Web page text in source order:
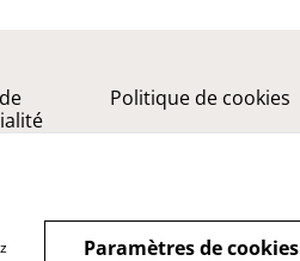
Politique de cookies
Paramètres de cookies